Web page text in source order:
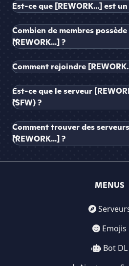
Est-ce que [REWORK...] est
Combien de membres
[REWORK...] ?
Comment rejoindre
Est-ce que le serveur
(SFW) ?
Comment trouver des
[REWORK...] ?
MENUS
Emojis
Bot DL